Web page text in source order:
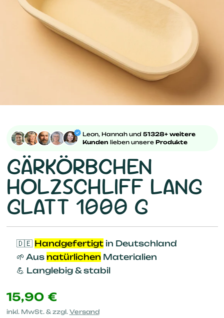
Leon, Hannah und 51328+ weitere
Kunden lieben unsere Produkte
GÄRKÖRBCHEN
HOLZSCHLIFF LANG
GLATT 1000 G
🇩🇪 Handgefertigtin Deutschland
🌱 Aus natürlichen Materialien
💪 Langlebig & stabil
15,90 €
inkl. MwSt. & zzgl. Versand